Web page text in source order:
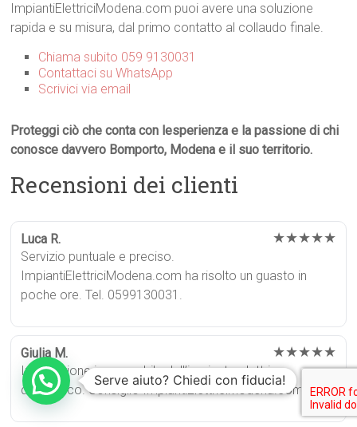
ImpiantiElettriciModena.com puoi avere una soluzione
rapida e su misura, dal primo contatto al collaudo finale.
Chiama subito 059 9130031
Contattaci su WhatsApp
Scrivici via email
Proteggi ciò che conta con lesperienza e la passione di chi
conosce davvero Bomporto, Modena e il suo territorio.
Recensioni dei clienti
Luca R. ★★★★★
Servizio puntuale e preciso.
ImpiantiElettriciModena.com ha risolto un guasto in
poche ore. Tel. 0599130031.
Giulia M. ★★★★★
Installazione impeccabile dell’impianto elettrico
domestico. Consiglio ImpiantiElettriciModena.com.
Serve aiuto? Chiedi con fiducia!